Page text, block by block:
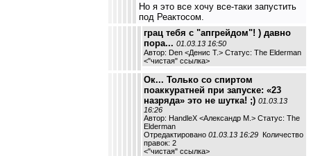
Но я это все хочу все-таки запустить
под Реактосом.
грац тебя с "апгрейдом"! ) давно
пора... 01.03.13 16:50
Автор: Den <Денис Т.> Статус: The Elderman
<"чистая" ссылка>
Ок... Только со спиртом
поаккуратней при запуске: «23
назряда» это не шутка! ;) 01.03.13
16:26
Автор: HandleX <Александр М.> Статус: The
Elderman
Отредактировано 01.03.13 16:29 Количество
правок: 2
<"чистая" ссылка>